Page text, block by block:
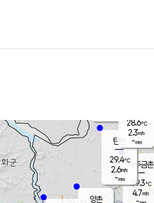
파주금촌
29.3℃
4.7m/s
탄현
29.4℃
2.6m/s
-mm
양촌
28.6℃
2.3m/s
-mm